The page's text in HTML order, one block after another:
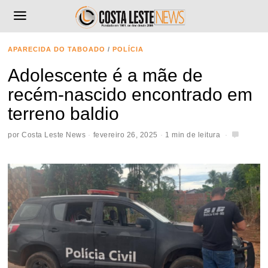
APARECIDA DO TABOADO / POLÍCIA
Adolescente é a mãe de
recém-nascido encontrado em
terreno baldio
porCosta Leste News fevereiro 26, 2025 1 min de leitura